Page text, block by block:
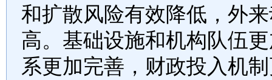
和扩散风险有效降低，外
高。基础设施和机构队伍
系更加完善，财政投入机